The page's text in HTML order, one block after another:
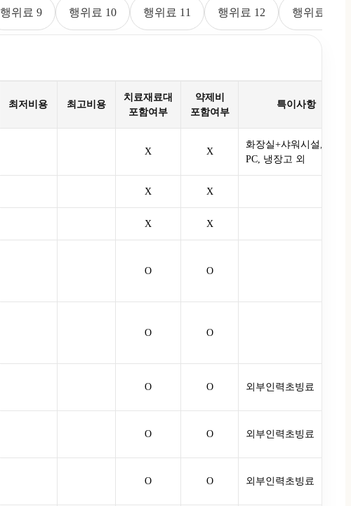
행위료 9 행위료 10 행위료 11 행위료 12 행위료 13
최저비용 최고비용
치료재료대
포함여부
약제비
포함여부
특이사항
X X
화장실+샤워시설, TV,
PC, 냉장고 외
X X
X X
O O
O O
O O 외부인력초빙료
O O 외부인력초빙료
O O 외부인력초빙료